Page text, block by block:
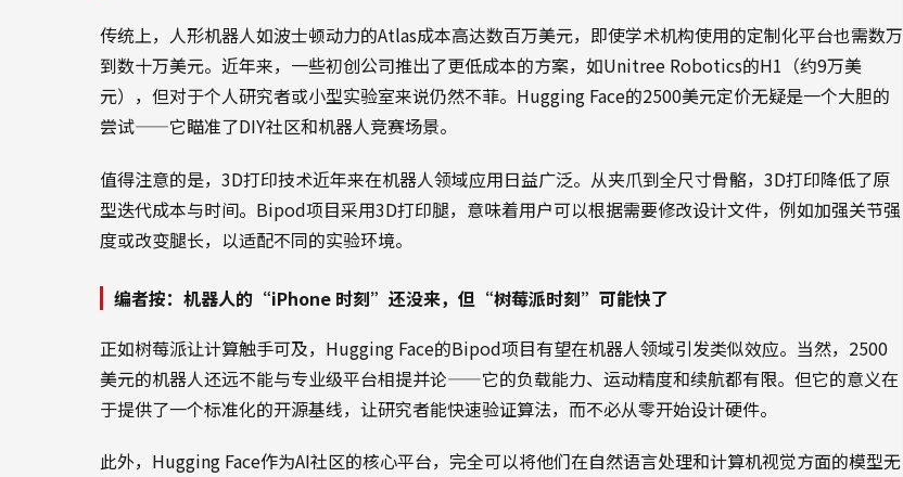
传统上，人形机器人如波士顿动力的Atlas成本高达数百万美元，即使学术机构使用的定制化平台也需数万
到数十万美元。近年来，一些初创公司推出了更低成本的方案，如Unitree Robotics的H1（约9万美
元），但对于个人研究者或小型实验室来说仍然不菲。Hugging Face的2500美元定价无疑是一个大胆的
尝试——它瞄准了DIY社区和机器人竞赛场景。
值得注意的是，3D打印技术近年来在机器人领域应用日益广泛。从夹爪到全尺寸骨骼，3D打印降低了原
型迭代成本与时间。Bipod项目采用3D打印腿，意味着用户可以根据需要修改设计文件，例如加强关节强
度或改变腿长，以适配不同的实验环境。
编者按：机器人的“iPhone 时刻”还没来，但“树莓派时刻”可能快了
正如树莓派让计算触手可及，Hugging Face的Bipod项目有望在机器人领域引发类似效应。当然，2500
美元的机器人还远不能与专业级平台相提并论——它的负载能力、运动精度和续航都有限。但它的意义在
于提供了一个标准化的开源基线，让研究者能快速验证算法，而不必从零开始设计硬件。
此外，Hugging Face作为AI社区的核心平台，完全可以将他们在自然语言处理和计算机视觉方面的模型无